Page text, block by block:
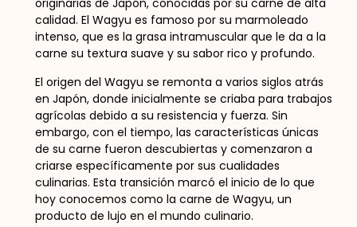
originarias de Japón, conocidas por su carne de alta
calidad. El Wagyu es famoso por su marmoleado
intenso, que es la grasa intramuscular que le da a la
carne su textura suave y su sabor rico y profundo.
El origen del Wagyu se remonta a varios siglos atrás
en Japón, donde inicialmente se criaba para trabajos
agrícolas debido a su resistencia y fuerza. Sin
embargo, con el tiempo, las características únicas
de su carne fueron descubiertas y comenzaron a
criarse específicamente por sus cualidades
culinarias. Esta transición marcó el inicio de lo que
hoy conocemos como la carne de Wagyu, un
producto de lujo en el mundo culinario.